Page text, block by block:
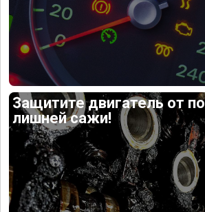
Защитите двигатель от
лишней сажи!